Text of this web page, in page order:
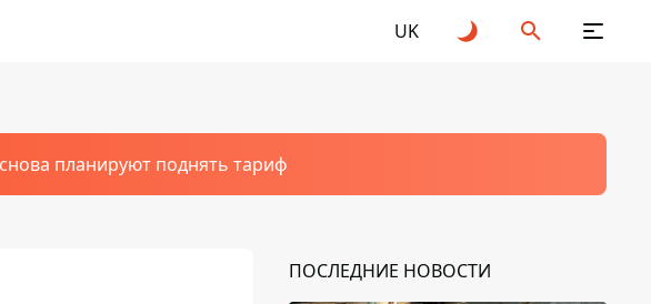
UK
планируют поднять тариф
ПОСЛЕДНИЕ НОВОСТИ